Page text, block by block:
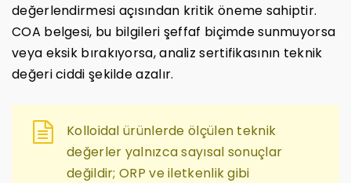
değerlendirmesi açısından kritik öneme sahiptir.
COA belgesi, bu bilgileri şeffaf biçimde sunmuyorsa
veya eksik bırakıyorsa, analiz sertifikasının teknik
değeri ciddi şekilde azalır.
Kolloidal ürünlerde ölçülen teknik
değerler yalnızca sayısal sonuçlar
değildir; ORP ve iletkenlik gibi